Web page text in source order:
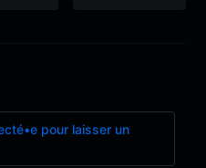
pour laisser un